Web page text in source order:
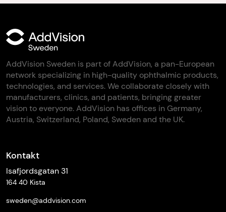
AddVision Sweden is part of AddVision, a pan-European
network specializing in high-quality ophthalmic products,
technologies, and services. We collaborate closely with
manufacturers, clinics, and patients, bringing greater
vision to everyone. AddVision has offices in Germany,
Austria, Switzerland, Poland, Sweden and the UK.
Kontakt
Isafjordsgatan 31
164 40 Kista
sweden@addvision.com